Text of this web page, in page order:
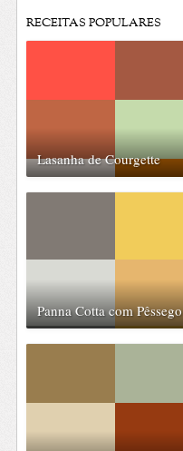
RECEITAS POPULARES
Lasanha de Courgette
Panna Cotta com Pêssego